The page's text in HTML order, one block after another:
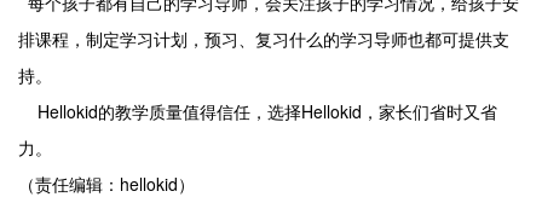
每个孩子都有自己的学习导师，会关注孩子的学习情况，给孩子安
排课程，制定学习计划，预习、复习什么的学习导师也都可提供支
持。
Hellokid的教学质量值得信任，选择Hellokid ，家长们省时又省
力。
（责任编辑：hellokid）